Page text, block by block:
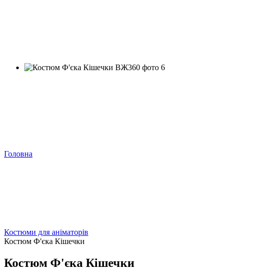
Головна
Костюми для аніматорів
Костюм Ф'єка Кішечки
Костюм Ф'єка Кішечки